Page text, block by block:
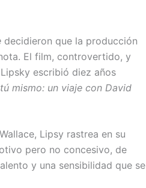
decidieron que la producción
El film, controvertido, y
escribió diez años
mismo: un viaje con David
Lipsy rastrea en su
pero no concesivo, de
y una sensibilidad que se